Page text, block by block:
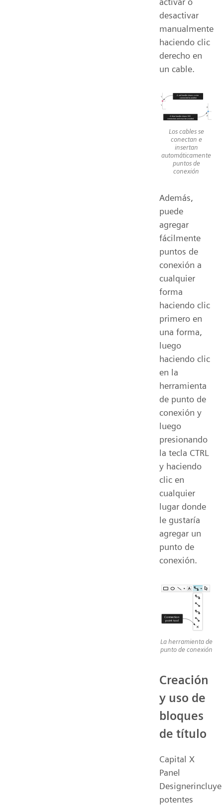
desactivar
manualmente
haciendo clic
derecho en
un cable.
Los cables se
conectan e
insertan
automáticamente
puntos de
conexión
Además,
puede
agregar
fácilmente
puntos de
conexión a
cualquier
forma
haciendo clic
primero en
una forma,
luego
haciendo clic
en la
herramienta
de punto de
conexión y
luego
presionando
la tecla CTRL
y haciendo
clic en
cualquier
lugar donde
le gustaría
agregar un
punto de
conexión.
La herramienta de
punto de conexión
Creación
y uso de
bloques
de título
Capital X
Panel
Designerincluye
potentes